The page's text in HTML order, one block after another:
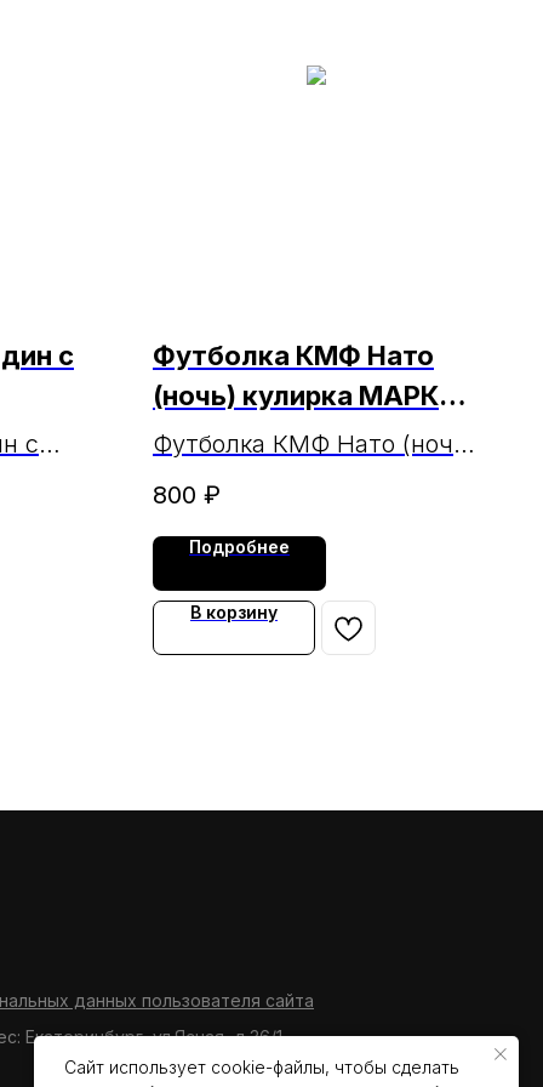
с
с
Футболка КМФ Нато
(ночь) кулирка МАРКА
(ЧЗ 3.02.2025г.)
Футболка КМФ Нато (ночь)
Москва кулирка МАРКА
800 ₽
Подробнее
В корзину
данных пользователя сайта
Екатеринбург, ул.Ясная, д.36/1
Сайт использует cookie-файлы, чтобы сделать